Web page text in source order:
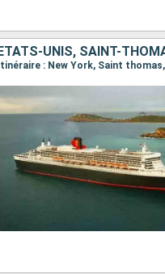
Itinéraire : New York, Saint